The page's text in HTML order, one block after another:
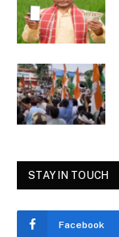
STAY IN TOUCH
Facebook